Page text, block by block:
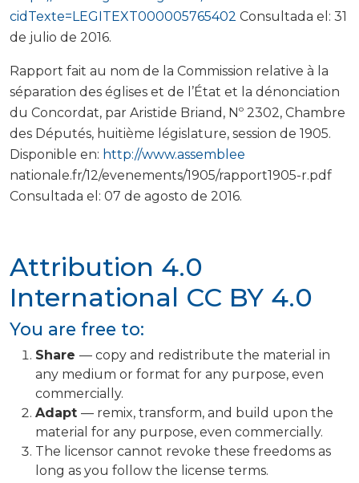
Attribution 4.0
International CC BY 4.0
You are free to:
Share — copy and redistribute the material in
any medium or format for any purpose, even
commercially.
Adapt — remix, transform, and build upon the
material for any purpose, even commercially.
The licensor cannot revoke these freedoms as
long as you follow the license terms.
cidTexte=LEGITEXT000005765402 Consultada el: 31
de julio de 2016.
Rapport fait au nom de la Commission relative à la
séparation des églises et de l’État et la dénonciation
du Concordat, par Aristide Briand, Nº 2302, Chambre
des Députés, huitième législature, session de 1905.
Disponible en: http://www.assemblee
nationale.fr/12/evenements/1905/rapport1905-r.pdf
Consultada el: 07 de agosto de 2016.